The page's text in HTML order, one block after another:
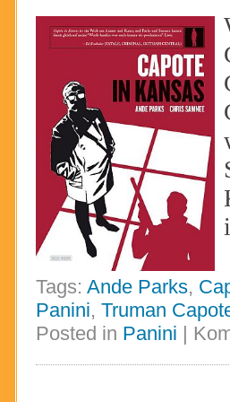
Tags: Ande Parks,
Panini, Truman
Posted in Panini |